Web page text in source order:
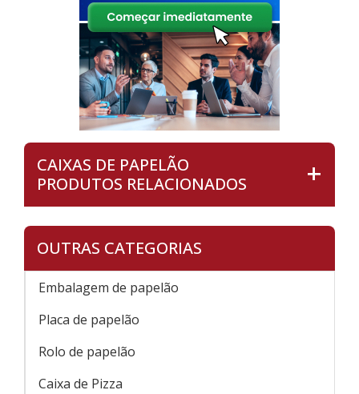
CAIXAS DE PAPELÃO
PRODUTOS RELACIONADOS
OUTRAS CATEGORIAS
Embalagem de papelão
Placa de papelão
Rolo de papelão
Caixa de Pizza